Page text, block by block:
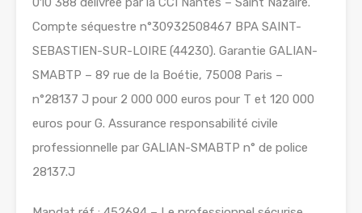
Compte séquestre n°30932508467 BPA SAINT-
SEBASTIEN-SUR-LOIRE (44230). Garantie GALIAN-
SMABTP – 89 rue de la Boétie, 75008 Paris –
n°28137 J pour 2 000 000 euros pour T et 120 000
euros pour G. Assurance responsabilité civile
professionnelle par GALIAN-SMABTP n° de police
28137.J